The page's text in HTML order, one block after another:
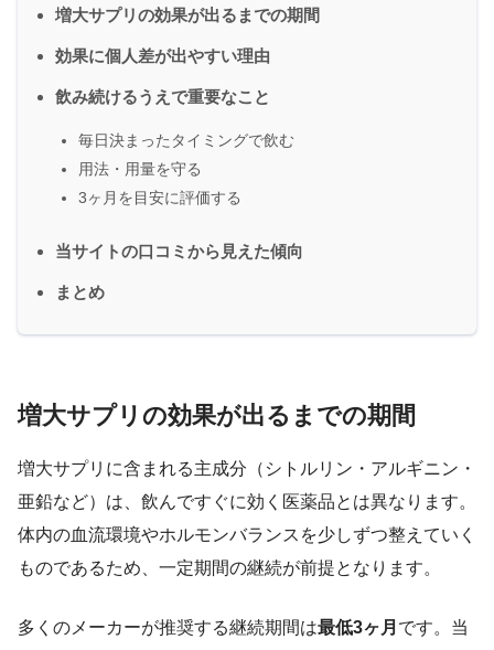
増大サプリの効果が出るまでの期間
効果に個人差が出やすい理由
飲み続けるうえで重要なこと
毎日決まったタイミングで飲む
用法・用量を守る
3ヶ月を目安に評価する
当サイトの口コミから見えた傾向
まとめ
増大サプリの効果が出るまでの期間
増大サプリに含まれる主成分（シトルリン・アルギニン・
亜鉛など）は、飲んですぐに効く医薬品とは異なります。
体内の血流環境やホルモンバランスを少しずつ整えていく
ものであるため、一定期間の継続が前提となります。
多くのメーカーが推奨する継続期間は最低3ヶ月 です。当